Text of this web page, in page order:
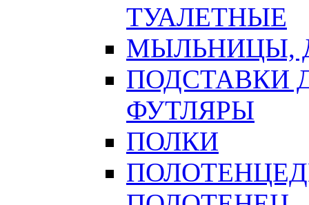
ТУАЛЕТНЫЕ
МЫЛЬНИЦЫ,
ПОДСТАВКИ
ФУТЛЯРЫ
ПОЛКИ